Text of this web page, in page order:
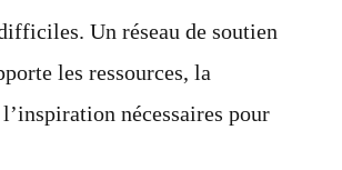
Un réseau de soutien
les ressources, la
nécessaires pour